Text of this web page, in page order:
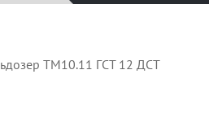
ТМ10.11 ГСТ 12 ДСТ